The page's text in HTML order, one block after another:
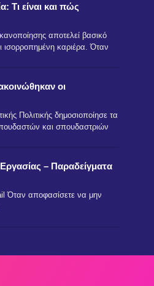
Τι είναι και πώς
αποτελεί βασικό
ισορροπημένη καριέρα. Όταν
οι
Πολιτικής δημοσιοποίησε τα
και σπουδαστριών
– Παραδείγματα
Όταν αποφασίσετε να μην